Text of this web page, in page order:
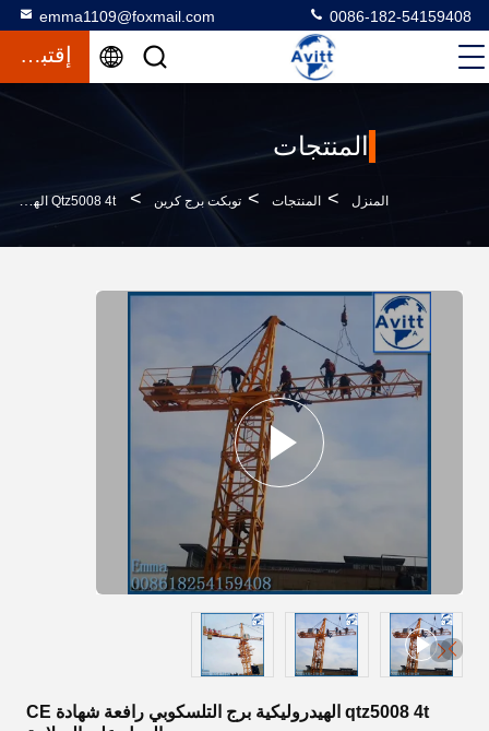
emma1109@foxmail.com 0086-182-54159408
إقتباس
المنتجات
المنزل > المنتجات > توبكت برج كرين > Qtz5008 4t الهيدروليكية برج التلسكوبي رافعة شهادة CE العمل على السلامة
qtz5008 4t الهيدروليكية برج التلسكوبي رافعة شهادة CE